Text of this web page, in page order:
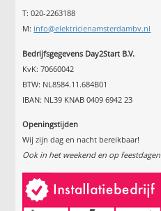
T: 020-2263188
M: info@elektricienamsterdambv.nl
Bedrijfsgegevens Day2Start B.V.
KvK: 70660042
BTW: NL8584.11.684B01
IBAN: NL39 KNAB 0409 6942 23
Openingstijden
Wij zijn dag en nacht bereikbaar!
Ook in het weekend en op feestdagen